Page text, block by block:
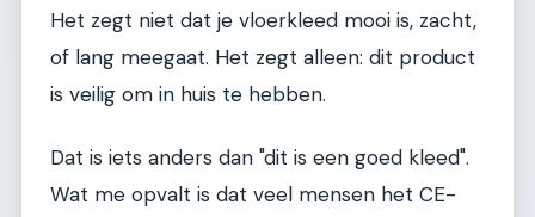
Het zegt niet dat je vloerkleed mooi is, zacht,
of lang meegaat. Het zegt alleen: dit product
is veilig om in huis te hebben.
Dat is iets anders dan "dit is een goed kleed".
Wat me opvalt is dat veel mensen het CE-